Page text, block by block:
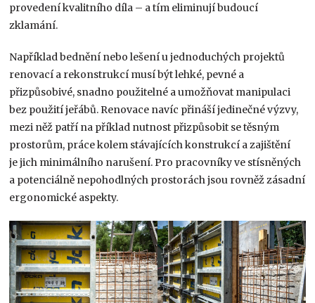
provedení kvalitního díla – a tím eli­minují budoucí
zklamání.
Například bednění nebo lešení u jednoduchých projektů
renovací a rekonstrukcí musí být lehké, pevné a
přizpůsobivé, snadno použitelné a umož­ňovat manipulaci
bez použití jeřábů. Renovace navíc přináší jedinečné výzvy,
mezi něž patří na­ příklad nutnost přizpůsobit se těsným
prostorům, práce kolem stávajících konstrukcí a zajištění
je­ jich minimálního narušení. Pro pracovníky ve stís­něných
a potenciálně nepohodlných prostorách jsou rovněž zásadní
ergonomické aspekty.